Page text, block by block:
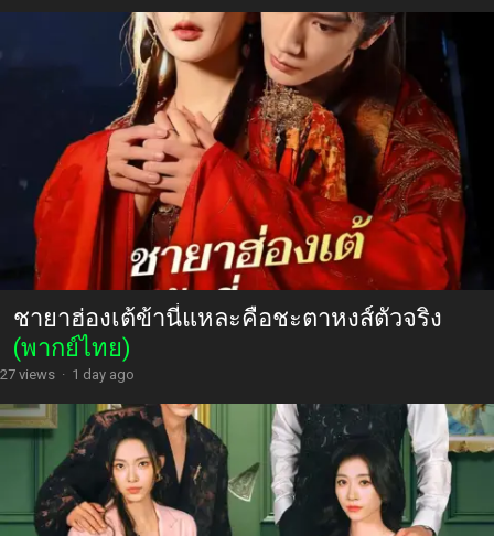
ชายาฮ่องเต้ข้านี่แหละคือชะตาหงส์ตัวจริง
(พากย์ไทย)
27 views · 1 day ago